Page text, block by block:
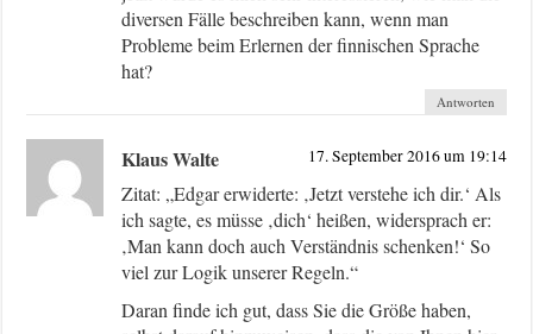
diversen Fälle beschreiben kann, wenn man
Probleme beim Erlernen der finnischen Sprache
hat?
Antworten
Klaus Walte 17. September 2016 um 19:14
Zitat: „Edgar erwiderte: ‚Jetzt verstehe ich dir.‘ Als
ich sagte, es müsse ‚dich‘ heißen, widersprach er:
‚Man kann doch auch Verständnis schenken!‘ So
viel zur Logik unserer Regeln.“
Daran finde ich gut, dass Sie die Größe haben,